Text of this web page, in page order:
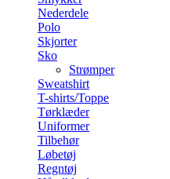
Nederdele
Polo
Skjorter
Sko
Strømper
Sweatshirt
T-shirts/Toppe
Tørklæder
Uniformer
Tilbehør
Løbetøj
Regntøj